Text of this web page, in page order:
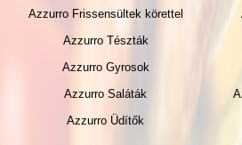
Azzurro Frissensültek körettel
Azzurro Tészták
Azzurro Gyrosok
Azzurro Saláták
Azzurro Üdítők